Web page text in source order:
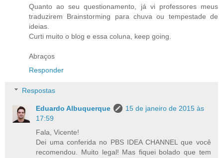
Quanto ao seu questionamento, já vi professores meus
traduzirem Brainstorming para chuva ou tempestade de
ideias.
Curti muito o blog e essa coluna, keep going.
Abraços
Responder
Respostas
Eduardo Albuquerque
15 de janeiro de 2015 às
17:59
Fala, Vicente!
Dei uma conferida no PBS IDEA CHANNEL que você
recomendou. Muito legal! Mas fiquei bolado que tem